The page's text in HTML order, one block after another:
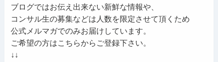
ブログではお伝え出来ない新鮮な情報や、
コンサル生の募集などは人数を限定させて頂くため
公式メルマガでのみお届けしています。
ご希望の方はこちらからご登録下さい。
↓↓